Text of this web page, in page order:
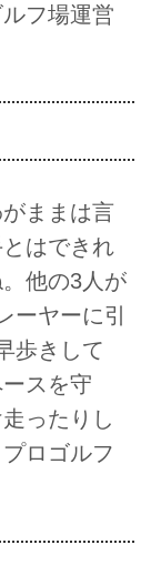
フ場運営
ままは言
はできれ
他の3人が
ーヤーに引
歩きして
スを守
ったりし
ロゴルフ